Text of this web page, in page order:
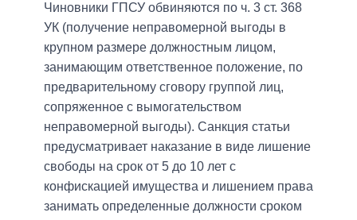
Чиновники ГПСУ обвиняются по ч. 3 ст. 368
УК (получение неправомерной выгоды в
крупном размере должностным лицом,
занимающим ответственное положение, по
предварительному сговору группой лиц,
сопряженное с вымогательством
неправомерной выгоды). Санкция статьи
предусматривает наказание в виде лишение
свободы на срок от 5 до 10 лет с
конфискацией имущества и лишением права
занимать определенные должности сроком